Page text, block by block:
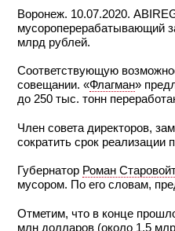
Воронеж. 10.07.2020.
мусороперерабатывающий
млрд рублей.
Соответствующую
совещании. «Флагман»
до 250 тыс. тонн
Член совета директоров,
сократить срок
Губернатор Роман
мусором. По его словам,
Отметим, что в конце
млн долларов (около 1,5